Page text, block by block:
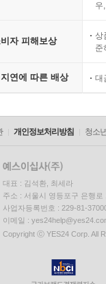
우
자 피해보상
상
준
연에 따른 배상 대
개인정보처리방침 청소
대표 : 김석환, 최세라
주소 : 서울시 영등포구 은행
사업자등록번호 : 229-81-
이메일 :
Copyright ⓒ YES24 Corp. All